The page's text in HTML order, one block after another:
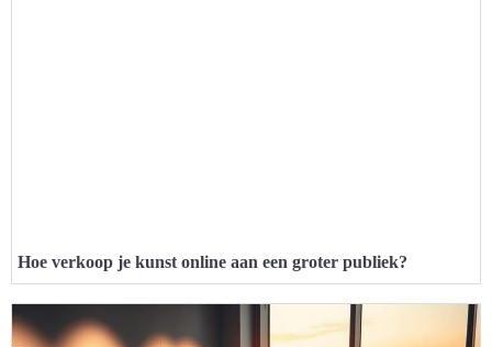
Hoe verkoop je kunst online aan een groter publiek?